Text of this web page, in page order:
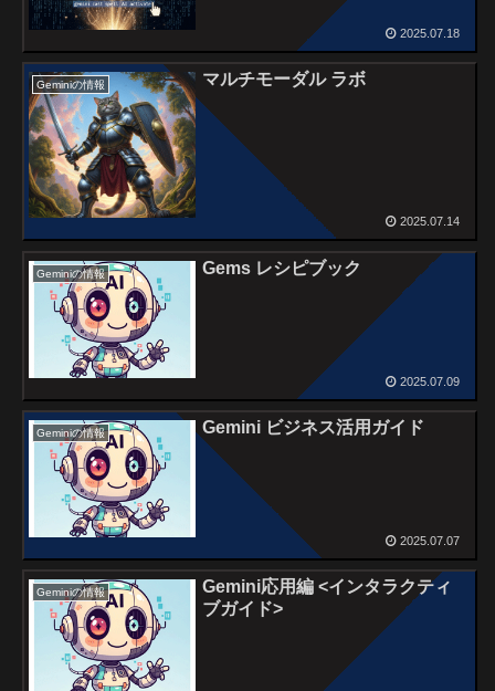
2025.07.18
Geminiの情報 マルチモーダル ラボ
2025.07.14
Geminiの情報 Gems レシピブック
2025.07.09
Geminiの情報 Gemini ビジネス活用ガイド
2025.07.07
Geminiの情報
Gemini応用編 <インタラクティ
ブガイド>